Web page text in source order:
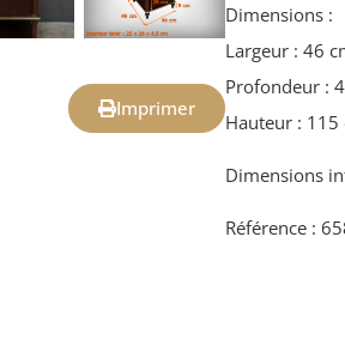
Imprimer
Dimensions :
Largeur : 46
Profondeur :
Hauteur : 115
Dimensions
Référence :